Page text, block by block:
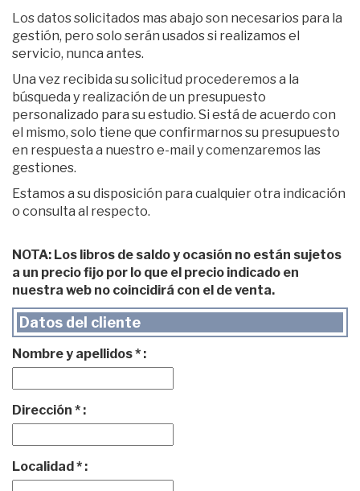
Los datos solicitados mas abajo son necesarios para la
gestión, pero solo serán usados si realizamos el
servicio, nunca antes.
Una vez recibida su solicitud procederemos a la
búsqueda y realización de un presupuesto
personalizado para su estudio. Si está de acuerdo con
el mismo, solo tiene que confirmarnos su presupuesto
en respuesta a nuestro e-mail y comenzaremos las
gestiones.
Estamos a su disposición para cualquier otra indicación
o consulta al respecto.
NOTA: Los libros de saldo y ocasión no están sujetos
a un precio fijo por lo que el precio indicado en
nuestra web no coincidirá con el de venta.
Datos del cliente
Nombre y apellidos * :
Dirección * :
Localidad * :